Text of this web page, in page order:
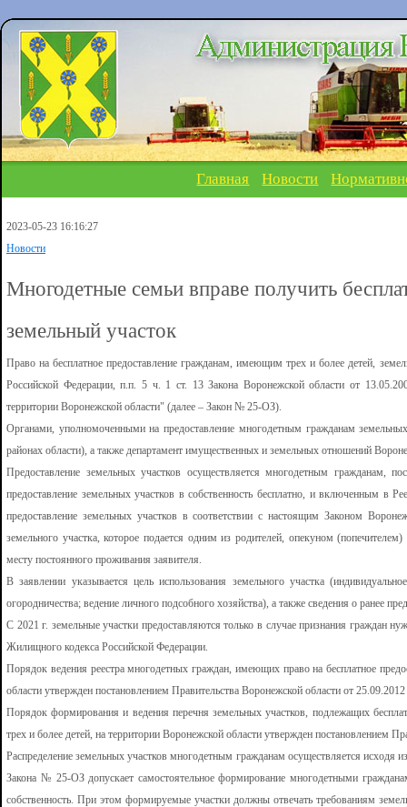
Главная Новости
2023-05-23 16:16:27
Новости
Многодетные семьи вправе получить
земельный участок
Право на бесплатное предоставление гражданам, имеющим трех и более детей,
Российской Федерации, п.п. 5 ч. 1 ст. 13 Закона Воронежской области от
территории Воронежской области" (далее – Закон № 25-ОЗ).
Органами, уполномоченными на предоставление многодетным гражданам
районах области), а также департамент имущественных и земельных отношений
Предоставление земельных участков осуществляется многодетным гражданам,
предоставление земельных участков в собственность бесплатно, и включенным в
предоставление земельных участков в соответствии с настоящим Законом
земельного участка, которое подается одним из родителей, опекуном
месту постоянного проживания заявителя.
В заявлении указывается цель использования земельного участка
огородничества; ведение личного подсобного хозяйства), а также сведения о ранее
С 2021 г. земельные участки предоставляются только в случае признания граждан
Жилищного кодекса Российской Федерации.
Порядок ведения реестра многодетных граждан, имеющих право на бесплатное
области утвержден постановлением Правительства Воронежской области от
Порядок формирования и ведения перечня земельных участков, подлежащих
трех и более детей, на территории Воронежской области утвержден постановлением
Распределение земельных участков многодетным гражданам осуществляется исходя
Закона № 25-ОЗ допускает самостоятельное формирование многодетными
собственность. При этом формируемые участки должны отвечать требованиям